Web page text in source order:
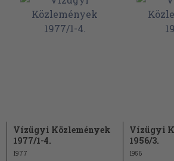
Vízügyi Közlemények
1977/1-4.
1977
Vízügyi
1956/3.
1956